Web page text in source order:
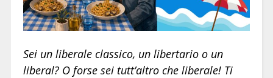
Sei un liberale classico, un libertario o un
liberal? O forse sei tutt’altro che liberale! Ti